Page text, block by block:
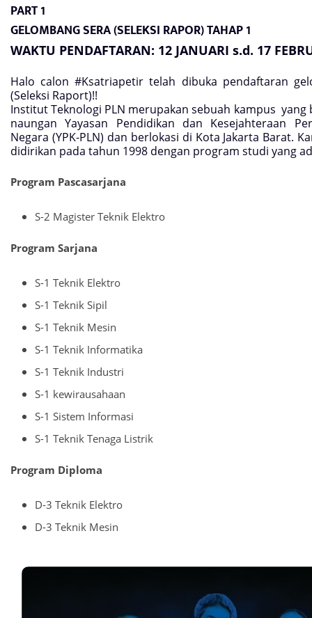
PART 1
GELOMBANG SERA (SELEKSI RAPOR) TAHAP 1
WAKTU PENDAFTARAN: 12 JANUARI s.d. 17
Halo calon #Ksatriapetir telah dibuka pendaftaran
(Seleksi Raport)!!
Institut Teknologi PLN merupakan sebuah kampus yang
naungan Yayasan Pendidikan dan Kesejahteraan
Negara (YPK-PLN) dan berlokasi di Kota Jakarta Barat.
didirikan pada tahun 1998 dengan program studi yang
Program Pascasarjana
S-2 Magister Teknik Elektro
Program Sarjana
S-1 Teknik Elektro
S-1 Teknik Sipil
S-1 Teknik Mesin
S-1 Teknik Informatika
S-1 Teknik Industri
S-1 kewirausahaan
S-1 Sistem Informasi
S-1 Teknik Tenaga Listrik
Program Diploma
D-3 Teknik Elektro
D-3 Teknik Mesin